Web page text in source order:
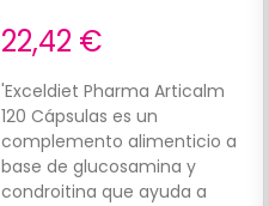
22,42 €
'Exceldiet Pharma Articalm
120 Cápsulas es un
complemento alimenticio a
base de glucosamina y
condroitina que ayuda a